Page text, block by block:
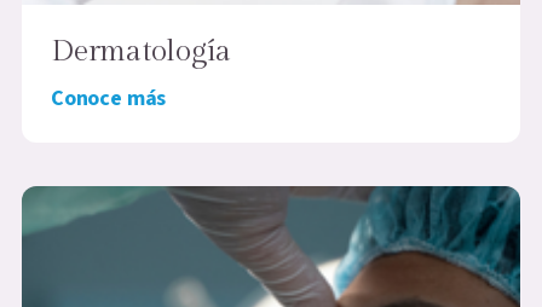
Dermatología
Conoce más